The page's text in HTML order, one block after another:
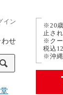
イン
せ
※20
止さ
※クー
税込
※沖縄